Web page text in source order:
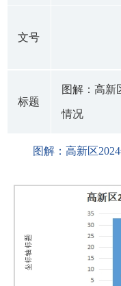
文号
标题
图解：高新
情况
图解：高新区